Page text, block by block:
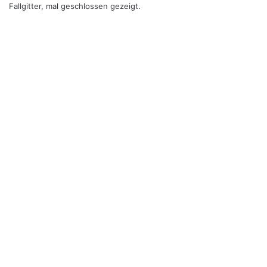
Fallgitter, mal geschlossen gezeigt.